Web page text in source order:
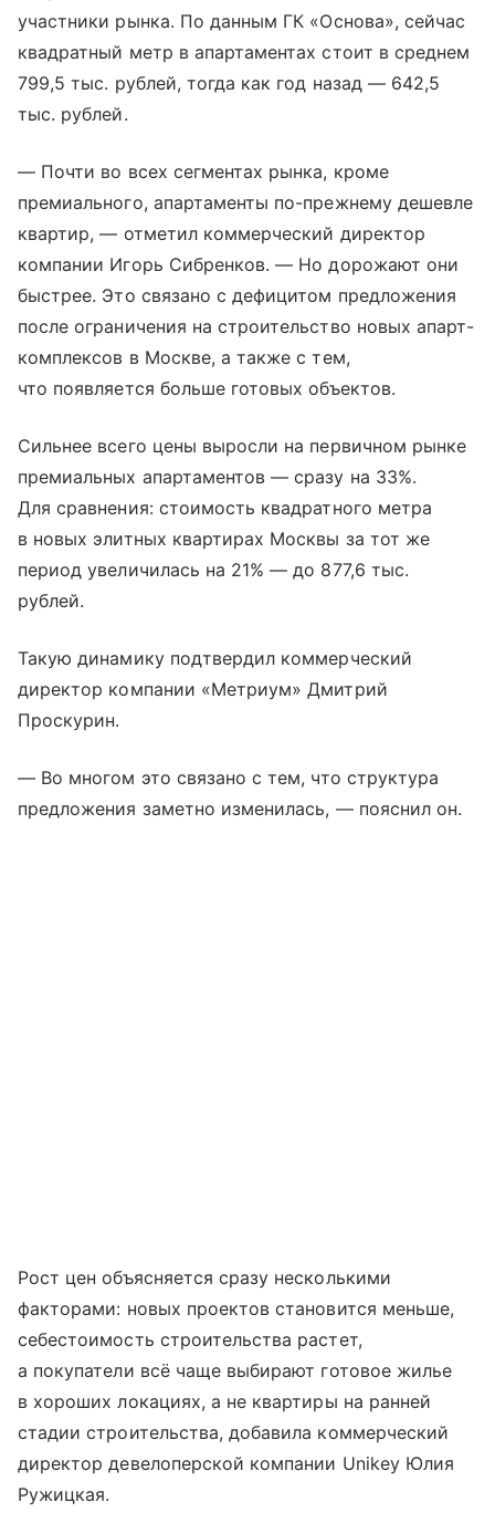
участники рынка. По данным ГК «Основа», сейчас
квадратный метр в апартаментах стоит в среднем
799,5 тыс. рублей, тогда как год назад — 642,5
тыс. рублей.
— Почти во всех сегментах рынка, кроме
премиального, апартаменты по-прежнему дешевле
квартир, — отметил коммерческий директор
компании Игорь Сибренков. — Но дорожают они
быстрее. Это связано с дефицитом предложения
после ограничения на строительство новых апарт-
комплексов в Москве, а также с тем,
что появляется больше готовых объектов.
Сильнее всего цены выросли на первичном рынке
премиальных апартаментов — сразу на 33%.
Для сравнения: стоимость квадратного метра
в новых элитных квартирах Москвы за тот же
период увеличилась на 21% — до 877,6 тыс.
рублей.
Такую динамику подтвердил коммерческий
директор компании «Метриум» Дмитрий
Проскурин.
— Во многом это связано с тем, что структура
предложения заметно изменилась, — пояснил он.
Рост цен объясняется сразу несколькими
факторами: новых проектов становится меньше,
себестоимость строительства растет,
а покупатели всё чаще выбирают готовое жилье
в хороших локациях, а не квартиры на ранней
стадии строительства, добавила коммерческий
директор девелоперской компании Unikey Юлия
Ружицкая.